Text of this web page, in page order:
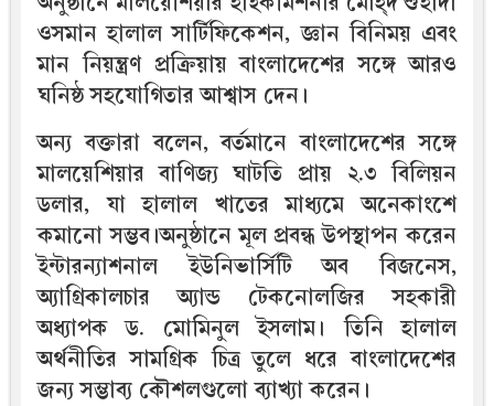
ওসমান হালাল সার্টিফিকেশন, জ্ঞান বিনিময় এবং
মান নিয়ন্ত্রণ প্রক্রিয়ায় বাংলাদেশের সঙ্গে আরও
ঘনিষ্ঠ সহযোগিতার আশ্বাস দেন।
অন্য বক্তারা বলেন, বর্তমানে বাংলাদেশের সঙ্গে
মালয়েশিয়ার বাণিজ্য ঘাটতি প্রায় ২.৩ বিলিয়ন
ডলার, যা হালাল খাতের মাধ্যমে অনেকাংশে
কমানো সম্ভব।অনুষ্ঠানে মূল প্রবন্ধ উপস্থাপন করেন
ইন্টারন্যাশনাল ইউনিভার্সিটি অব বিজনেস,
অ্যাগ্রিকালচার অ্যান্ড টেকনোলজির সহকারী
অধ্যাপক ড. মোমিনুল ইসলাম। তিনি হালাল
অর্থনীতির সামগ্রিক চিত্র তুলে ধরে বাংলাদেশের
জন্য সম্ভাব্য কৌশলগুলো ব্যাখ্যা করেন।